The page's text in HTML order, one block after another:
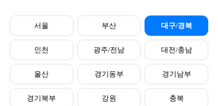
서울 부산 대구/경북
인천 광주/전남 대전/충남
울산 경기동부 경기남부
경기북부 강원 충북